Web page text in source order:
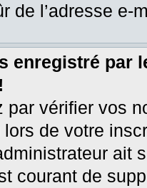
de l’adresse e-
enregistré par
par vérifier vos
lors de votre
ait
courant de